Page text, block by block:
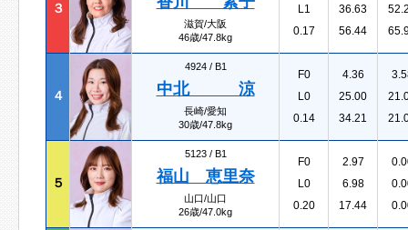
３
滋賀/大阪
46歳/47.8kg
L1
0.17
36.63
56.44
４
4924 / B1
中北 涼
長崎/愛知
30歳/47.8kg
F0
L0
0.14
4.36
25.00
34.21
５
5123 / B1
福山 恵里奈
山口/山口
26歳/47.0kg
F0
L0
0.20
2.97
6.98
17.44